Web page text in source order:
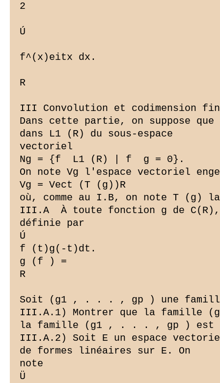
2
Ú
f^(x)eitx dx.
R
III Convolution et codimension
Dans cette partie, on suppose
dans L1 (R) du sous-espace
vectoriel
Ng = {f  L1 (R) | f  g = 0}.
On note Vg l'espace vectoriel
Vg = Vect (T (g))R
où, comme au I.B, on note T (g)
III.A ­ À toute fonction g de
définie par
Ú
f (t)g(-t)dt.
g (f ) =
R
Soit (g1 , . . . , gp ) une famille
III.A.1) Montrer que la
la famille (g1 , . . . , gp ) est
III.A.2) Soit E un espace
de formes linéaires sur E. On
note
Ü